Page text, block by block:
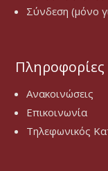
Σύνδεση (μόνο
Πληροφορίες
Ανακοινώσεις
Επικοινωνία
Τηλεφωνικός